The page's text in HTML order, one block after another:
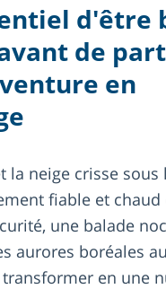
d'être
de
en
la neige crisse sous
fiable et chaud
une balade
aurores boréales
en une